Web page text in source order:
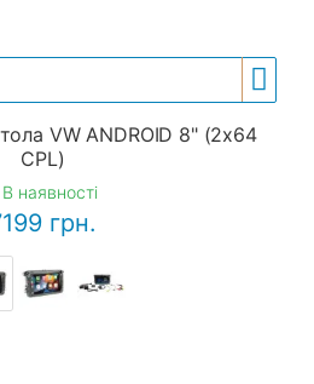
VW ANDROID 8" (2x64
CPL)
В наявності
грн.